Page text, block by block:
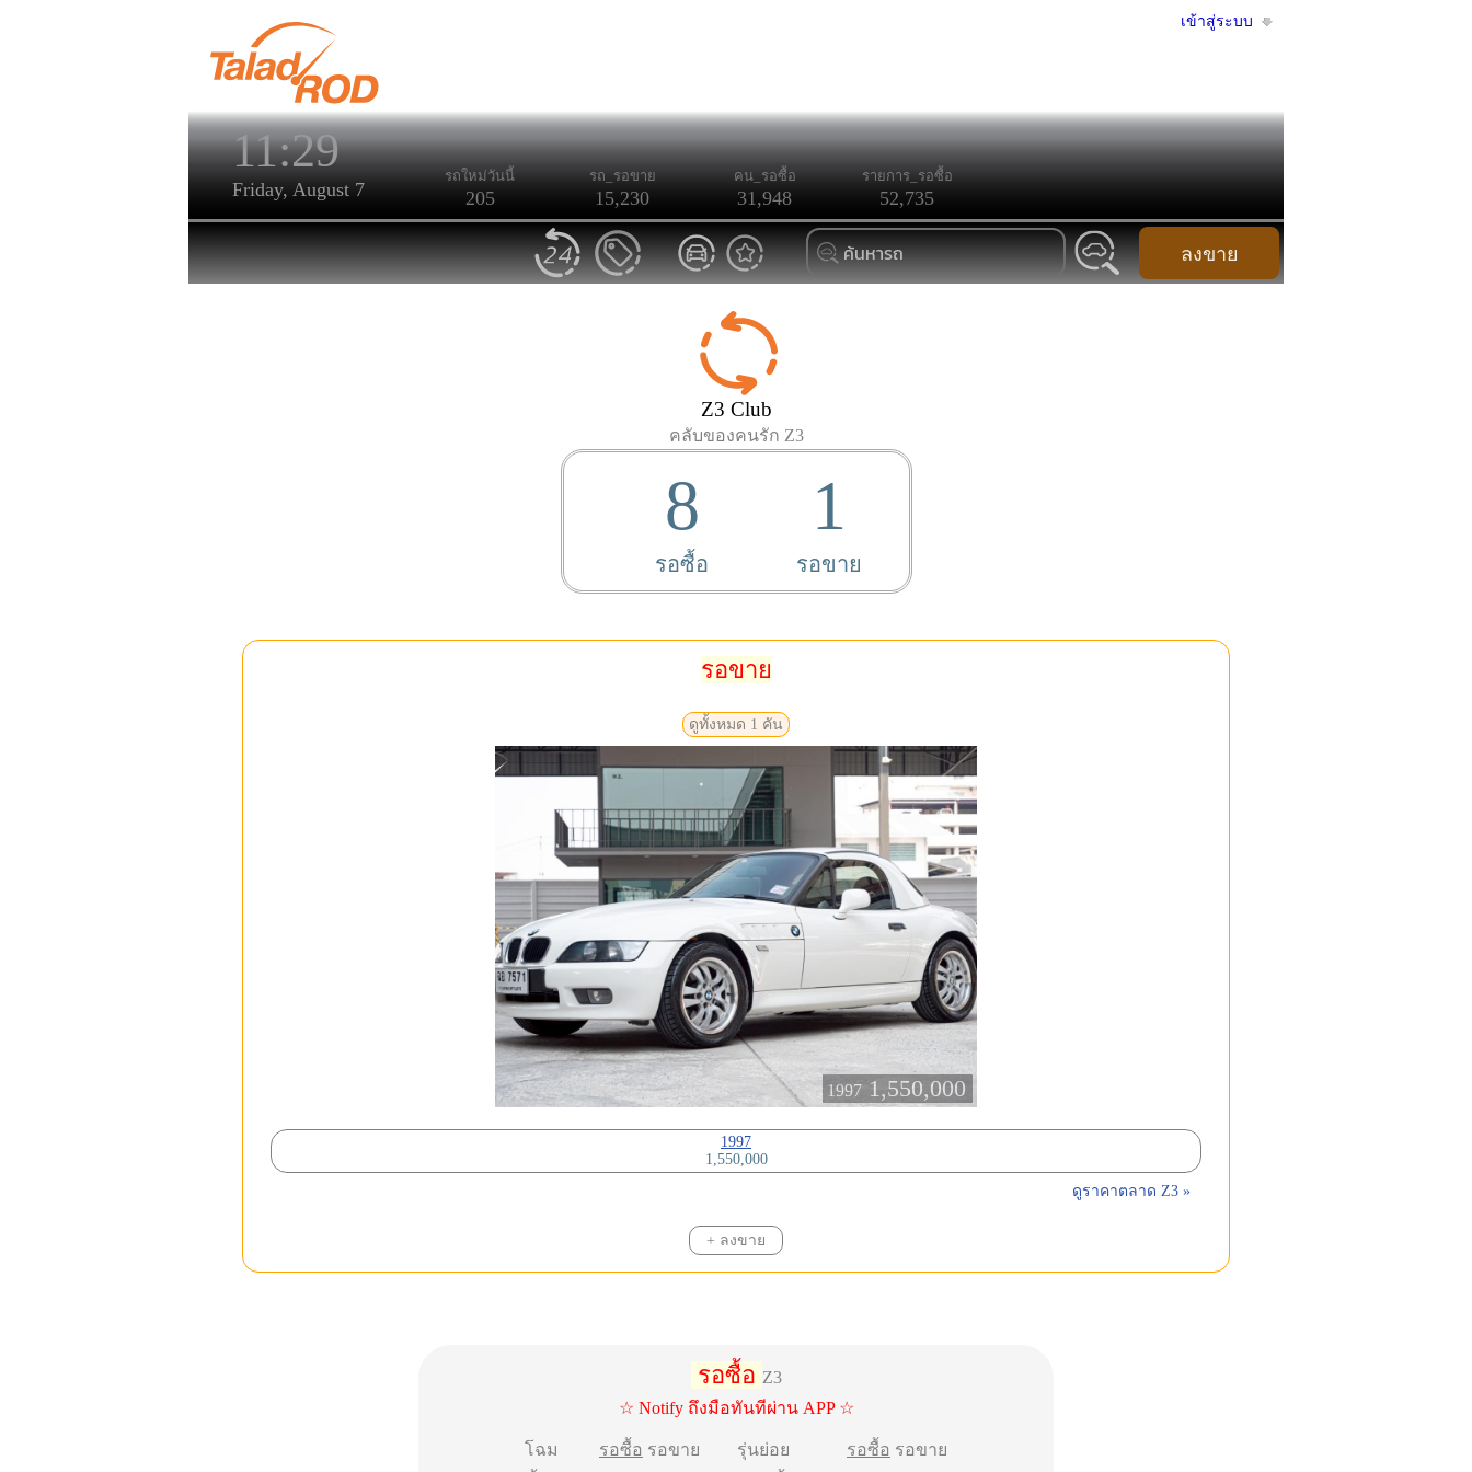
เข้าสู่ระบบ
11:29
Friday, August 7
รถใหม่วันนี้
205
รถ_รอขาย
15,230
คน_รอซื้อ
31,948
รายการ_รอซื้อ
52,735
ลงขาย
Z3 Club
คลับของคนรัก Z3
8
รอซื้อ
1
รอขาย
รอขาย
ดูทั้งหมด 1 คัน
1997 1,550,000
1997
1,550,000
ดูราคาตลาด Z3 »
+ ลงขาย
รอซื้อ Z3
☆ Notify ถึงมือทันทีผ่าน APP ☆
โฉม รอซื้อ รอขาย
รุ่นย่อย รอซื้อ รอขาย